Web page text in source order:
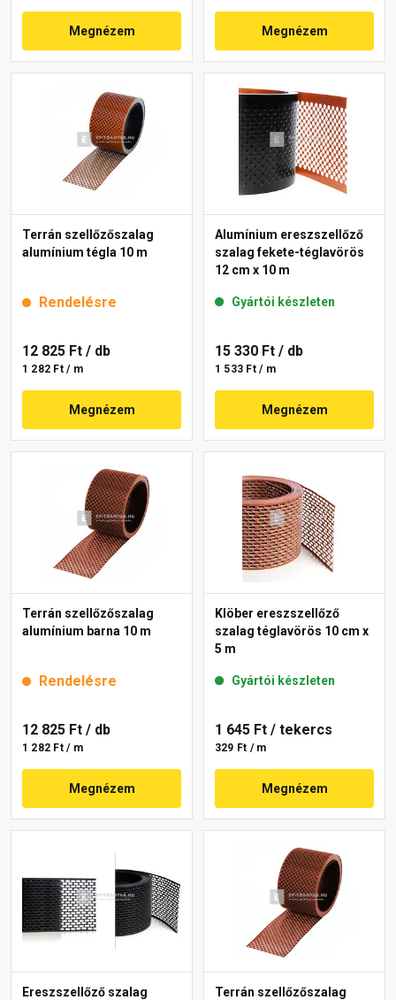
Megnézem Megnézem
Terrán szellőzőszalag
alumínium tégla 10 m
Rendelésre
12 825 Ft / db
1 282 Ft / m
Megnézem
Alumínium ereszszellőző
szalag fekete-téglavörös
12 cm x 10 m
Gyártói készleten
15 330 Ft / db
1 533 Ft / m
Megnézem
Terrán szellőzőszalag
alumínium barna 10 m
Rendelésre
12 825 Ft / db
1 282 Ft / m
Megnézem
Klöber ereszszellőző
szalag téglavörös 10 cm x
5 m
Gyártói készleten
1 645 Ft / tekercs
329 Ft / m
Megnézem
Ereszszellőző szalag
Terrán szellőzőszalag